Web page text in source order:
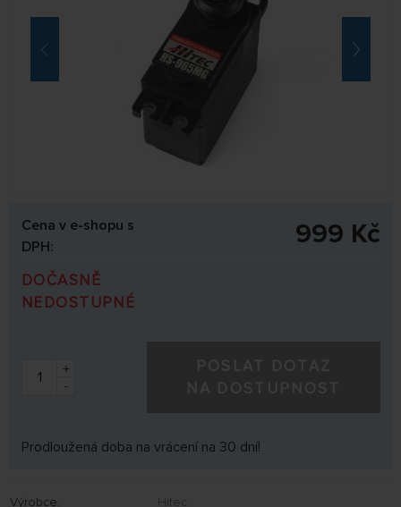
Cena v e-shopu s
DPH:
999 Kč
DOČASNĚ
NEDOSTUPNÉ
+
-
Prodloužená doba na vrácení na 30 dní!
Výrobce: Hitec